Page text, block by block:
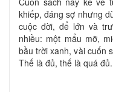
khiếp, đáng sợ nhưng
cuộc đời, để lớn và
nhiều: một mẩu mỡ,
bầu trời xanh, vài cuốn
Thế là đủ, thế là quá đủ.